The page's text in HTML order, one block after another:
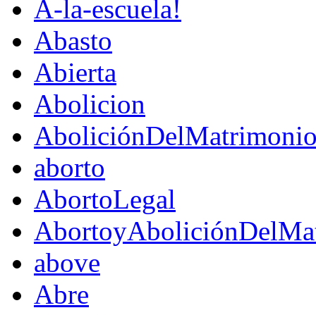
A-la-escuela!
Abasto
Abierta
Abolicion
aborto
AbortoLegal
above
Abre